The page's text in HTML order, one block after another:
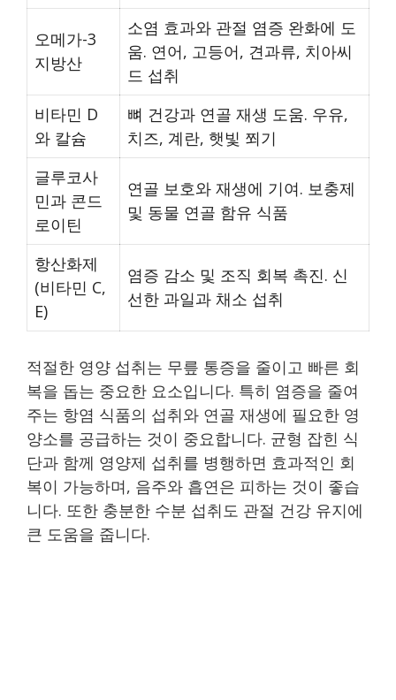
오메가-3
지방산
소염 효과와 관절 염증 완화에 도
움. 연어, 고등어, 견과류, 치아씨
드 섭취
비타민 D
와 칼슘
뼈 건강과 연골 재생 도움. 우유,
치즈, 계란, 햇빛 쬐기
글루코사
민과 콘드
로이틴
연골 보호와 재생에 기여. 보충제
및 동물 연골 함유 식품
항산화제
(비타민 C,
E)
염증 감소 및 조직 회복 촉진. 신
선한 과일과 채소 섭취
적절한 영양 섭취는 무릎 통증을 줄이고 빠른 회
복을 돕는 중요한 요소입니다. 특히 염증을 줄여
주는 항염 식품의 섭취와 연골 재생에 필요한 영
양소를 공급하는 것이 중요합니다. 균형 잡힌 식
단과 함께 영양제 섭취를 병행하면 효과적인 회
복이 가능하며, 음주와 흡연은 피하는 것이 좋습
니다. 또한 충분한 수분 섭취도 관절 건강 유지에
큰 도움을 줍니다.